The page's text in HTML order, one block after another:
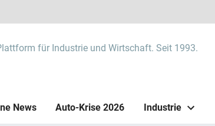
für Industrie und Wirtschaft. Seit 1993.
News Auto-Krise 2026 Industrie